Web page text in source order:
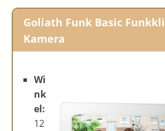
Goliath Funk Basic
Kamera
Wi
nk
el:
12